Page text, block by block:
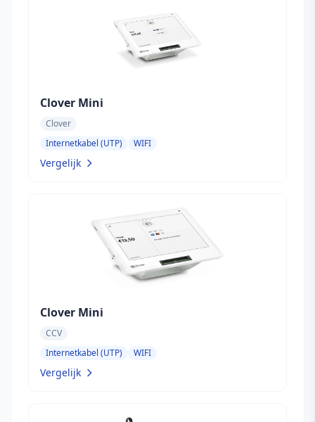
Clover Mini
Clover
Internetkabel (UTP)
WIFI
Vergelijk
Clover Mini
CCV
Internetkabel (UTP)
WIFI
Vergelijk